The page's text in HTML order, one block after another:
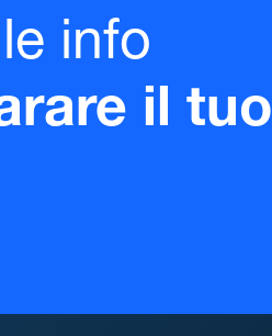
info
il tuo